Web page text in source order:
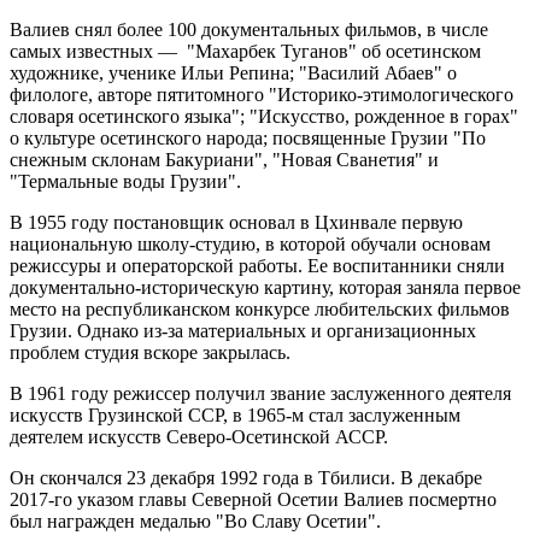
Валиев снял более 100 документальных фильмов, в числе
самых известных — "Махарбек Туганов" об осетинском
художнике, ученике Ильи Репина; "Василий Абаев" о
филологе, авторе пятитомного "Историко-этимологического
словаря осетинского языка"; "Искусство, рожденное в горах"
о культуре осетинского народа; посвященные Грузии "По
снежным склонам Бакуриани", "Новая Сванетия" и
"Термальные воды Грузии".
В 1955 году постановщик основал в Цхинвале первую
национальную школу-студию, в которой обучали основам
режиссуры и операторской работы. Ее воспитанники сняли
документально-историческую картину, которая заняла первое
место на республиканском конкурсе любительских фильмов
Грузии. Однако из-за материальных и организационных
проблем студия вскоре закрылась.
В 1961 году режиссер получил звание заслуженного деятеля
искусств Грузинской ССР, в 1965-м стал заслуженным
деятелем искусств Северо-Осетинской АССР.
Он скончался 23 декабря 1992 года в Тбилиси. В декабре
2017-го указом главы Северной Осетии Валиев посмертно
был награжден медалью "Во Славу Осетии".